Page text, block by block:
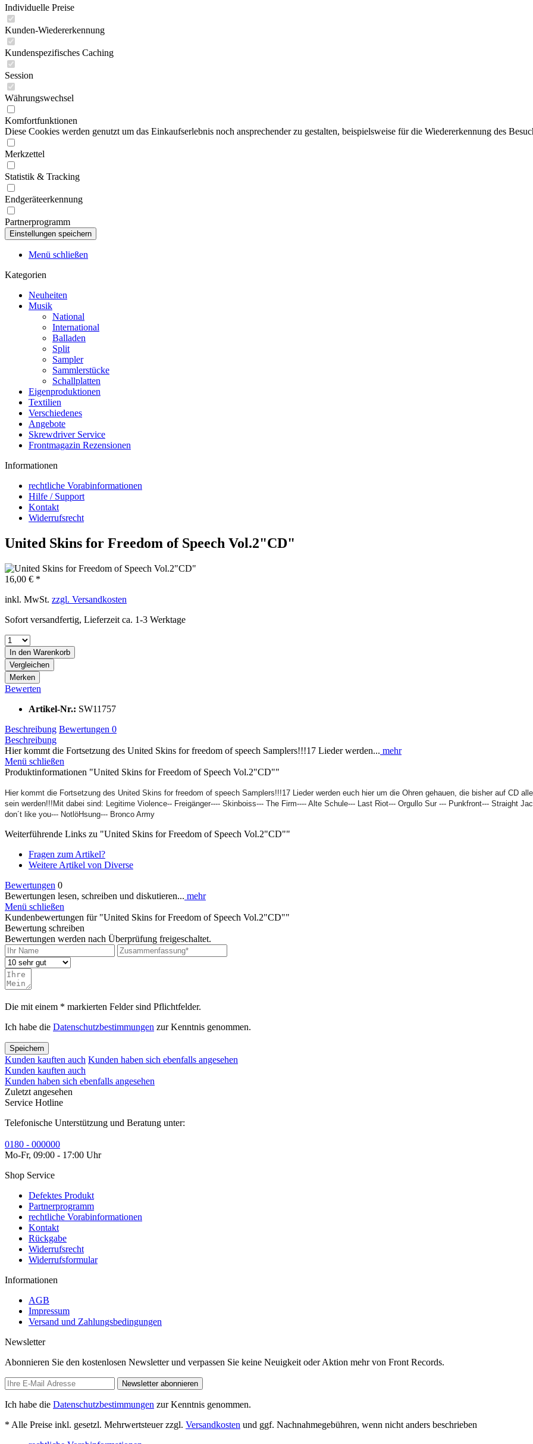
Individuelle Preise
Kunden-Wiedererkennung
Kundenspezifisches Caching
Session
Währungswechsel
Komfortfunktionen
Diese Cookies werden genutzt um das Einkaufserlebnis noch ansprechender zu gestalten, beispielsweise für die Wiedererkennung des
Merkzettel
Statistik & Tracking
Endgeräteerkennung
Partnerprogramm
Menü schließen
Kategorien
Neuheiten
Musik
National
International
Balladen
Split
Sampler
Sammlerstücke
Schallplatten
Eigenproduktionen
Textilien
Verschiedenes
Angebote
Skrewdriver Service
Frontmagazin Rezensionen
Informationen
rechtliche Vorabinformationen
Hilfe / Support
Kontakt
Widerrufsrecht
United Skins for Freedom of Speech Vol.2"CD"
16,00 € *
inkl. MwSt. zzgl. Versandkosten
Sofort versandfertig, Lieferzeit ca. 1-3 Werktage
In den Warenkorb
Vergleichen
Merken
Bewerten
Artikel-Nr.: SW11757
Beschreibung Bewertungen 0
Beschreibung
Hier kommt die Fortsetzung des United Skins for freedom of speech Samplers!!!17 Lieder werden... mehr
Menü schließen
Produktinformationen "United Skins for Freedom of Speech Vol.2"CD""
Hier kommt die Fortsetzung des United Skins for freedom of speech Samplers!!!17 Lieder werden euch hier um die Ohren gehauen, die bisher auf CD
sein werden!!!Mit dabei sind: Legitime Violence-- Freigänger---- Skinboiss--- The Firm---- Alte Schule--- Last Riot--- Orgullo Sur --- Punkfront--- Straight
don´t like you--- NotlöHsung--- Bronco Army
Weiterführende Links zu "United Skins for Freedom of Speech Vol.2"CD""
Fragen zum Artikel?
Weitere Artikel von Diverse
Bewertungen 0
Bewertungen lesen, schreiben und diskutieren... mehr
Menü schließen
Kundenbewertungen für "United Skins for Freedom of Speech Vol.2"CD""
Bewertung schreiben
Bewertungen werden nach Überprüfung freigeschaltet.
Die mit einem * markierten Felder sind Pflichtfelder.
Ich habe die Datenschutzbestimmungen zur Kenntnis genommen.
Speichern
Kunden kauften auch Kunden haben sich ebenfalls angesehen
Kunden kauften auch
Kunden haben sich ebenfalls angesehen
Zuletzt angesehen
Service Hotline
Telefonische Unterstützung und Beratung unter:
0180 - 000000
Mo-Fr, 09:00 - 17:00 Uhr
Shop Service
Defektes Produkt
Partnerprogramm
rechtliche Vorabinformationen
Kontakt
Rückgabe
Widerrufsrecht
Widerrufsformular
Informationen
AGB
Impressum
Versand und Zahlungsbedingungen
Newsletter
Abonnieren Sie den kostenlosen Newsletter und verpassen Sie keine Neuigkeit oder Aktion mehr von Front Records.
Newsletter abonnieren
Ich habe die Datenschutzbestimmungen zur Kenntnis genommen.
* Alle Preise inkl. gesetzl. Mehrwertsteuer zzgl. Versandkosten und ggf. Nachnahmegebühren, wenn nicht anders beschrieben